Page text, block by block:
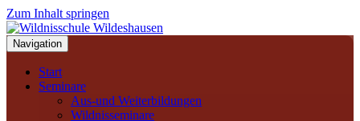
Zum Inhalt springen
Navigation
Start
Seminare
Aus-und Weiterbildungen
Wildnisseminare